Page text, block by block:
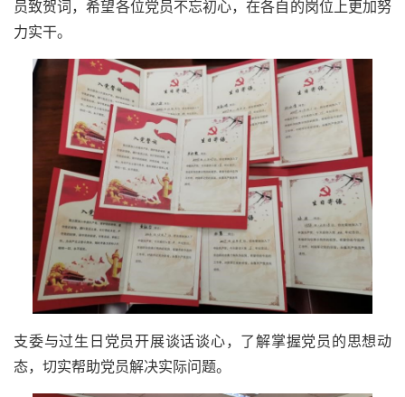
员致贺词，希望各位党员不忘初心，在各自的岗位上更加努
力实干。
支委与过生日党员开展谈话谈心，了解掌握党员的思想动
态，切实帮助党员解决实际问题。